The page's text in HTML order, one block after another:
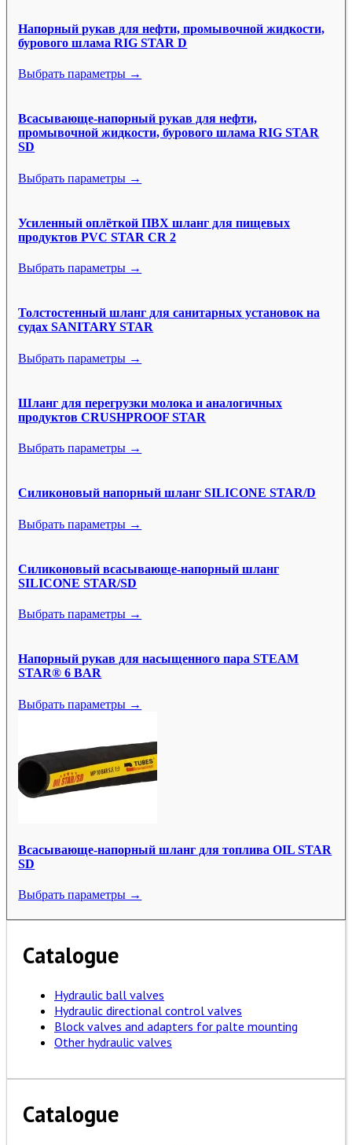
Напорный рукав для нефти, промывочной жидкости,
бурового шлама RIG STAR D
Выбрать параметры →
Всасывающе-напорный рукав для нефти,
промывочной жидкости, бурового шлама RIG STAR
SD
Выбрать параметры →
Усиленный оплёткой ПВХ шланг для пищевых
продуктов PVC STAR CR 2
Выбрать параметры →
Толстостенный шланг для санитарных установок на
судах SANITARY STAR
Выбрать параметры →
Шланг для перегрузки молока и аналогичных
продуктов CRUSHPROOF STAR
Выбрать параметры →
Силиконовый напорный шланг SILICONE STAR/D
Выбрать параметры →
Силиконовый всасывающе-напорный шланг
SILICONE STAR/SD
Выбрать параметры →
Напорный рукав для насыщенного пара STEAM
STAR® 6 BAR
Выбрать параметры →
Всасывающе-напорный шланг для топлива OIL STAR
SD
Выбрать параметры →
Catalogue
Hydraulic ball valves
Hydraulic directional control valves
Block valves and adapters for palte mounting
Other hydraulic valves
Catalogue